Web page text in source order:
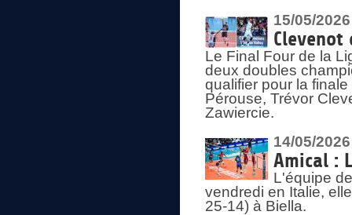
15/05/2026
Le Final Four de la
deux doubles
qualifier pour la
Pérouse, Trévor
Zawiercie.
14/05/2026
Amical :
L'équipe
vendredi en Italie,
25-14) à Biella.